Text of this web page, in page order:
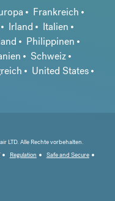
Frankreich
Irland
Italien
Philippinen
Schweiz
United States
LTD. Alle Rechte vorbehalten.
Regulation
Safe and Secure